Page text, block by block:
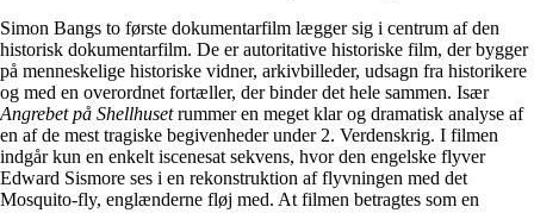
Simon Bangs to første dokumentarfilm lægger sig i centrum af den
historisk dokumentarfilm. De er autoritative historiske film, der bygger
på menneskelige historiske vidner, arkivbilleder, udsagn fra historikere
og med en overordnet fortæller, der binder det hele sammen. Især
Angrebet på Shellhusetrummer en meget klar og dramatisk analyse af
en af de mest tragiske begivenheder under 2. Verdenskrig. I filmen
indgår kun en enkelt iscenesat sekvens, hvor den engelske flyver
Edward Sismore ses i en rekonstruktion af flyvningen med det
Mosquito-fly, englænderne fløj med. At filmen betragtes som en